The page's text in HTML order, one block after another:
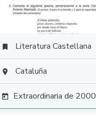
 Literatura Castellana
 Cataluña
 Extraordinaria de 2000